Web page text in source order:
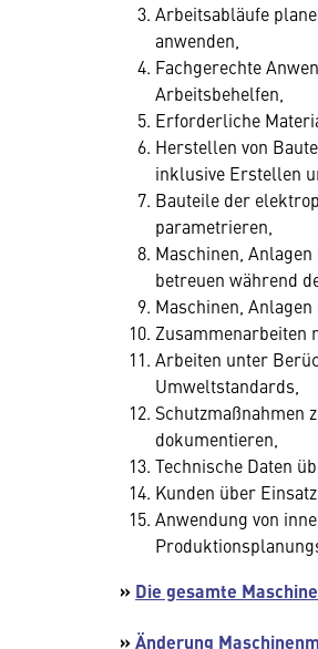
Arbeitsabläufe
anwenden,
Fachgerechte
Arbeitsbehelfen,
Erforderliche
Herstellen von
inklusive Erstellen
Bauteile der
parametrieren,
Maschinen,
betreuen während
Maschinen,
Zusammenarbeiten
Arbeiten unter
Umweltstandards,
Schutzmaßnahmen
dokumentieren,
Technische Daten
Kunden über
Anwendung von
» Die gesamte
»Änderung